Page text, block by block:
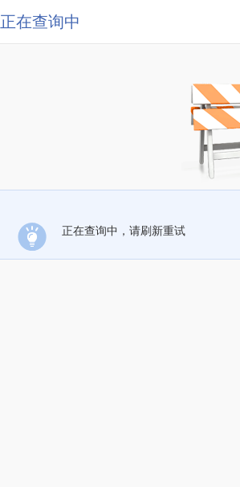
正在查询中
正在查询中，请刷新重试